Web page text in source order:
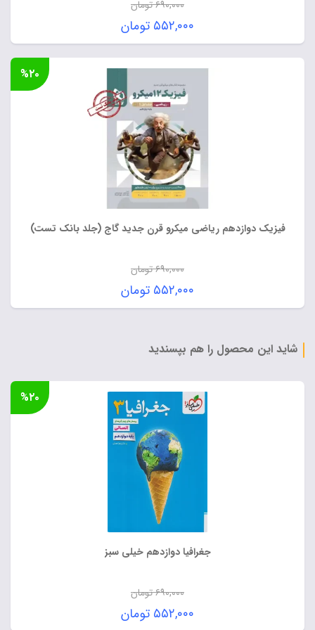
۶۹۰,۰۰۰تومان
قیمت
اصلی:
۶۹۰,۰۰۰ تومان
۵۵۲,۰۰۰ تومان
قیمت
فعلی:
۵۵۲,۰۰۰ تومان.
فیزیک دوازدهم ریاضی میکرو قرن جدید گاج (جلد بانک تست)
۶۹۰,۰۰۰تومان
قیمت
اصلی:
بود.
۵۵۲,۰۰۰ تومان
قیمت
۵۵۲,۰۰۰ تومان.
%۲۰
شاید این محصول را هم بپسندید
جغرافیا دوازدهم خیلی سبز
۶۹۰,۰۰۰تومان
قیمت۵۵۲,۰۰۰ تومان
%۲۰